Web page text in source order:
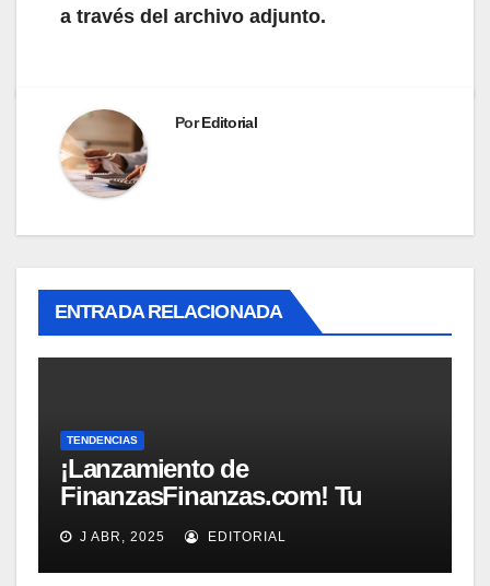
a través del archivo adjunto.
PorEditorial
ENTRADA RELACIONADA
TENDENCIAS
¡Lanzamiento de
FinanzasFinanzas.com! Tu
nueva fuente confiable de
educación financiera
J ABR, 2025 EDITORIAL